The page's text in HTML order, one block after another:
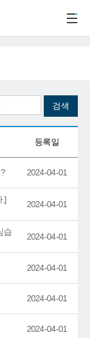
등록일
2024-04-01
.]
2024-04-01
습
2024-04-01
2024-04-01
2024-04-01
2024-04-01